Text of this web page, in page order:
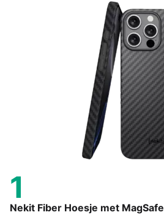
1
Nekit Fiber Hoesje met MagSafe